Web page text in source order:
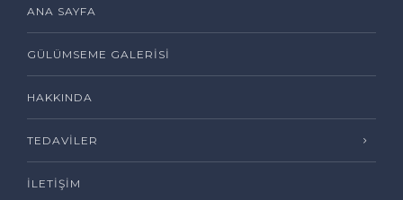
ANA SAYFA
GÜLÜMSEME GALERISI
HAKKINDA
TEDAVILER
İLETIŞIM